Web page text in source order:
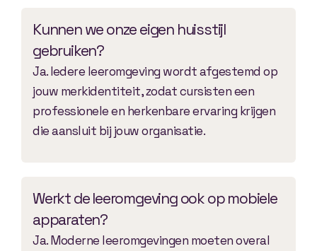
Kunnen we onze eigen huisstijl
gebruiken?
Ja. Iedere leeromgeving wordt afgestemd op
jouw merkidentiteit, zodat cursisten een
professionele en herkenbare ervaring krijgen
die aansluit bij jouw organisatie.
Werkt de leeromgeving ook op mobiele
apparaten?
Ja. Moderne leeromgevingen moeten overal